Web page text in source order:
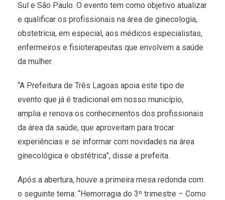
Sul e São Paulo. O evento tem como objetivo atualizar
e qualificar os profissionais na área de ginecologia,
obstetrícia, em especial, aos médicos especialistas,
enfermeiros e fisioterapeutas que envolvem a saúde
da mulher.
“A Prefeitura de Três Lagoas apoia este tipo de
evento que já é tradicional em nosso município,
amplia e renova os conhecimentos dos profissionais
da área da saúde, que aproveitam para trocar
experiências e se informar com novidades na área
ginecológica e obstétrica”, disse a prefeita.
Após a abertura, houve a primeira mesa redonda com
o seguinte tema: “Hemorragia do 3º trimestre – Como